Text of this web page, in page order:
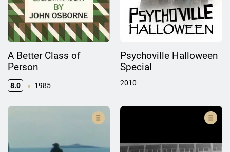
A Better Class of
Person
8.0 1985
Psychoville Halloween
Special
2010